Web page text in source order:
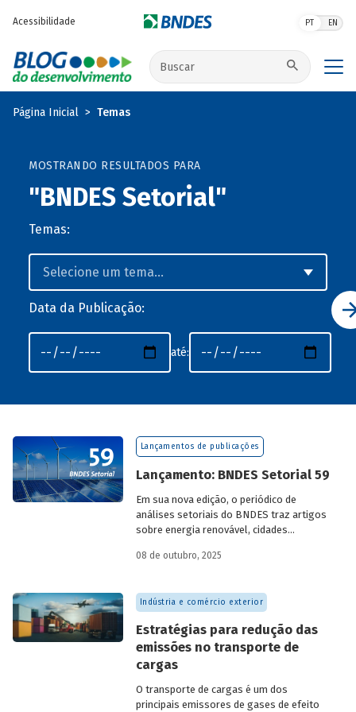
Acessibilidade PT EN
Buscar no site
Página Inicial Temas
MOSTRANDO RESULTADOS PARA
"BNDES Setorial"
Temas:
Data da Publicação:
até:
Lançamentos de publicações
Lançamento: BNDES Setorial 59
Em sua nova edição, o periódico de
análises setoriais do BNDES traz artigos
sobre energia renovável, cidades
urbanos (RSU) e exportação.
08 de outubro, 2025
Indústria e comércio exterior
Estratégias para redução das
emissões no transporte de
cargas
O transporte de cargas é um dos
principais emissores de gases de efeito